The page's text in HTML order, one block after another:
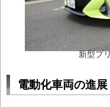
新型プ
電動化車両の進展